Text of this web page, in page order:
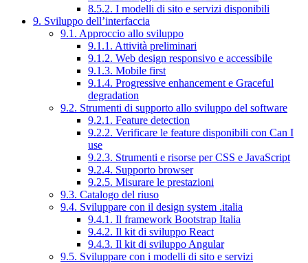
8.5.2. I modelli di sito e servizi disponibili
9. Sviluppo dell’interfaccia
9.1. Approccio allo sviluppo
9.1.1. Attività preliminari
9.1.2. Web design responsivo e accessibile
9.1.3. Mobile first
9.1.4. Progressive enhancement e Graceful
degradation
9.2. Strumenti di supporto allo sviluppo del software
9.2.1. Feature detection
9.2.2. Verificare le feature disponibili con Can I
use
9.2.3. Strumenti e risorse per CSS e JavaScript
9.2.4. Supporto browser
9.2.5. Misurare le prestazioni
9.3. Catalogo del riuso
9.4. Sviluppare con il design system .italia
9.4.1. Il framework Bootstrap Italia
9.4.2. Il kit di sviluppo React
9.4.3. Il kit di sviluppo Angular
9.5. Sviluppare con i modelli di sito e servizi